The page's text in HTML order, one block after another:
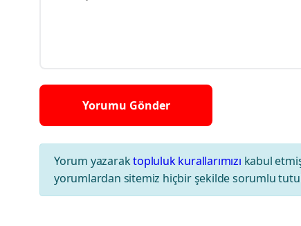
Yorum yazaraktopluluk kurallarımızı kabul
yorumlardan sitemiz hiçbir şekilde sorumlu